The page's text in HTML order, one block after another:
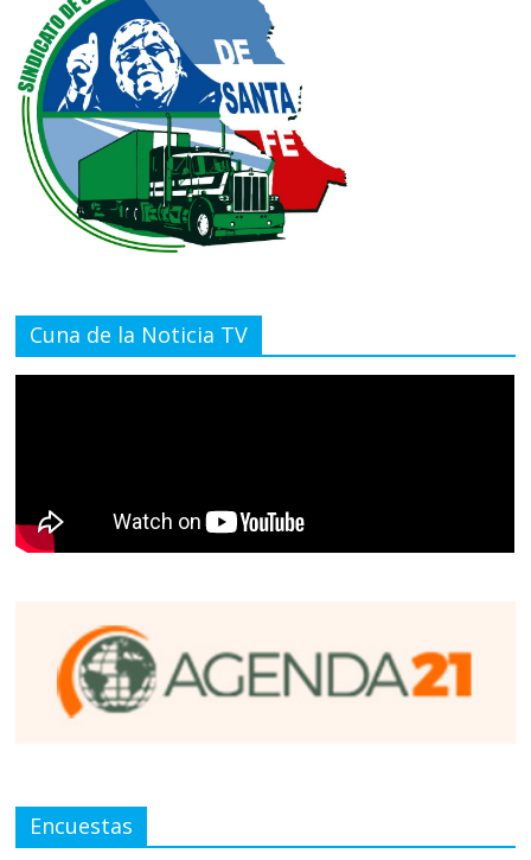
Cuna de la Noticia TV
Encuestas